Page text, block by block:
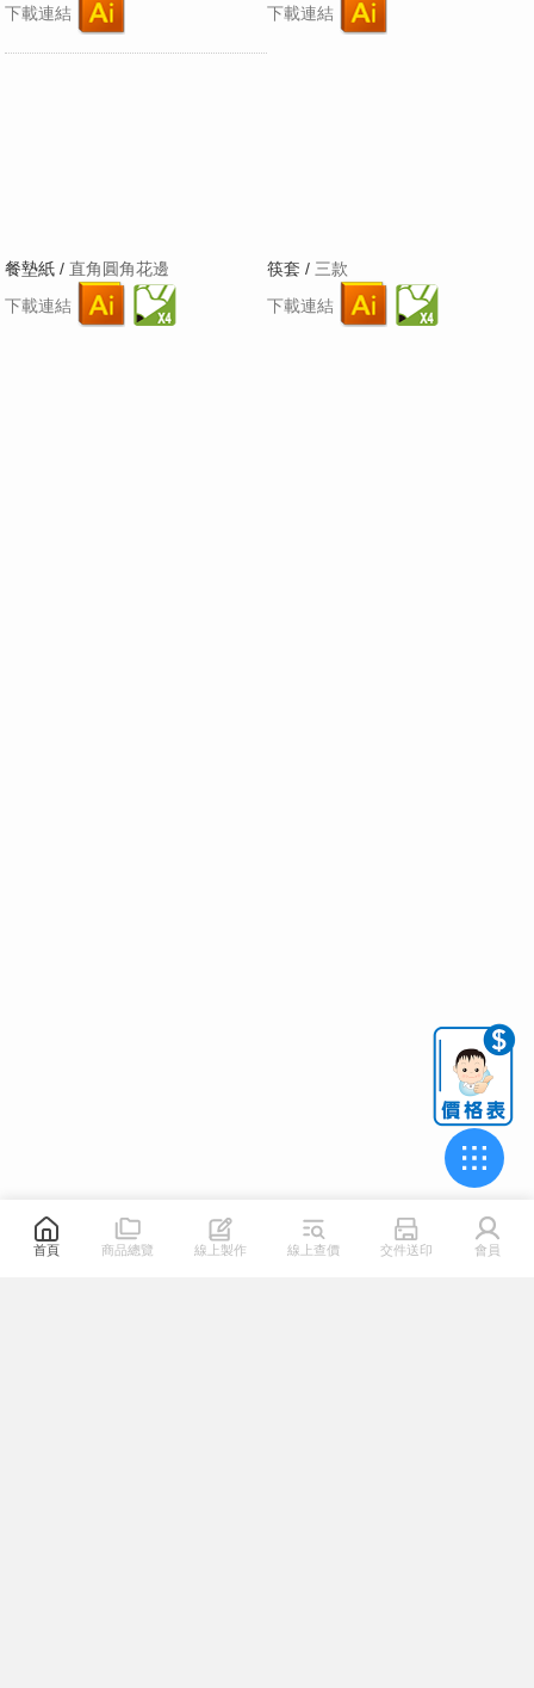
下載連結
下載連結
餐墊紙 /直角圓角花邊
下載連結
筷套 / 三款
下載連結
首頁 商品總覽 線上製作 線上查價 交件送印 會員